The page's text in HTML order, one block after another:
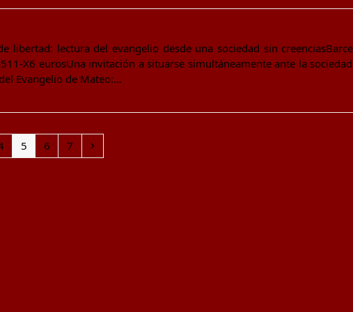
libertad: lectura del evangelio desde una sociedad sin
X6 eurosUna invitación a situarse simultáneamente ante la
Evangelio de Mateo:…
Page
5 Page
6 Page
7 Next